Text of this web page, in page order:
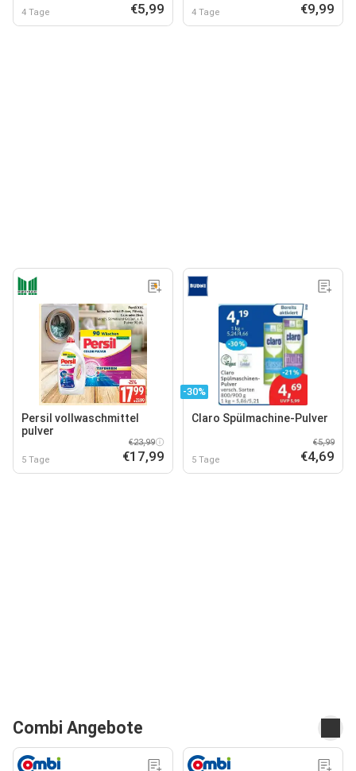
4 Tage €5,99 4 Tage €9,99
Persil vollwaschmittel
pulver
5 Tage
€23,99
€17,99
-30%
Claro Spülmachine-Pulver
5 Tage
€5,99
€4,69
Combi Angebote